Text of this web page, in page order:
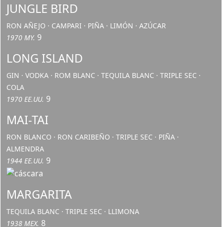
JUNGLE BIRD
RON AÑEJO · CAMPARI · PIÑA · LIMÓN · AZÚCAR
1970 MY. 9
LONG ISLAND
GIN · VODKA · ROM BLANC · TEQUILA BLANC · TRIPLE SEC ·
COLA
1970 EE.UU. 9
MAI-TAI
RON BLANCO · RON CARIBEÑO · TRIPLE SEC · PIÑA ·
ALMENDRA
1944 EE.UU. 9
MARGARITA
TEQUILA BLANC · TRIPLE SEC · LLIMONA
1938 MEX. 8